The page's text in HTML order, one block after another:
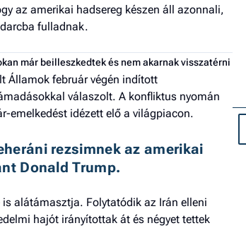
az amerikai hadsereg készen áll azonnali,
fulladnak.
már beilleszkedtek és nem akarnak visszatérni
Államok február végén indított
válaszolt. A konfliktus nyomán
emelkedést idézett elő a világpiacon.
rezsimnek az amerikai
Donald Trump.
alátámasztja. Folytatódik az Irán elleni
hajót irányítottak át és négyet tettek